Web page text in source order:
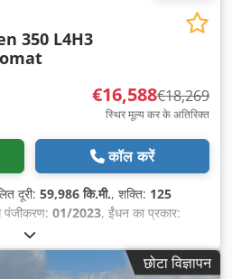
350 L4H3
€16,588€18,269
स्थिर मूल्य कर के अतिरिक्त
कॉल करें
दूरी: 59,986 कि.मी., शक्ति: 125
पंजीकरण: 01/2023, ईंधन का प्रकार:
सफ़ेद
इलेक्ट्रॉनिक स्टेबिलिटी प्रोग्राम
फिल्टर, केंद्रीय लॉकिंग, छोटा विज्ञापन